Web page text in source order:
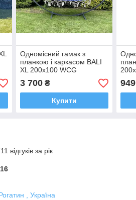
Одномісний гамак з
планкою і каркасом BALI
XL 200х100 WCG
3 700₴
Купити
949
відгуків за рік
, Україна